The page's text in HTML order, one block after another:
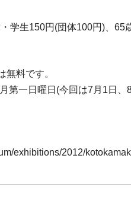
学生150円(団体100円)、65
料です。
第一日曜日(今回は7月1日
exhibitions/2012/